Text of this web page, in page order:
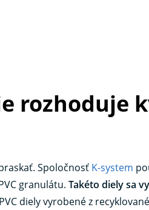
rozhoduje
Spoločnosť K-system
granulátu. Takéto diely sa
diely vyrobené z